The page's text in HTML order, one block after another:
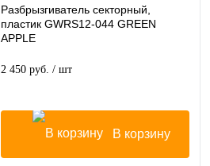
Разбрызгиватель секторный,
пластик GWRS12-044 GREEN
APPLE
2 450 руб. / шт
В корзину